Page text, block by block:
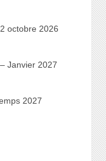
octobre 2026
Janvier 2027
2027